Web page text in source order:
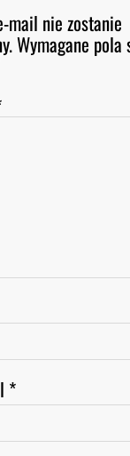
mail nie zostanie
Wymagane pola
*